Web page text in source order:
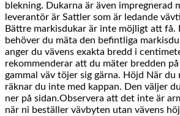
blekning. Dukarna är även impregnerad
leverantör är Sattler som är ledande
Bättre markisdukar är inte möjligt att få.
behöver du mäta den befintliga
anger du vävens exakta bredd i
rekommenderar att du mäter bredden
gammal väv töjer sig gärna. Höjd När du
räknar du inte med kappan. Den väljer
ner på sidan.Observera att det inte är
när ni beställer vävbyten utan vävens